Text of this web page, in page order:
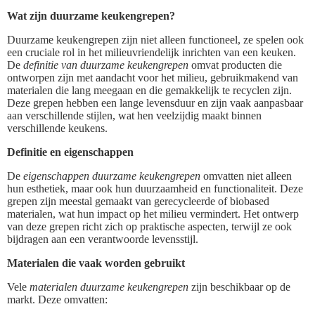
Wat zijn duurzame keukengrepen?
Duurzame keukengrepen zijn niet alleen functioneel, ze spelen ook
een cruciale rol in het milieuvriendelijk inrichten van een keuken.
De definitie van duurzame keukengrepen omvat producten die
ontworpen zijn met aandacht voor het milieu, gebruikmakend van
materialen die lang meegaan en die gemakkelijk te recyclen zijn.
Deze grepen hebben een lange levensduur en zijn vaak aanpasbaar
aan verschillende stijlen, wat hen veelzijdig maakt binnen
verschillende keukens.
Definitie en eigenschappen
De eigenschappen duurzame keukengrepen omvatten niet alleen
hun esthetiek, maar ook hun duurzaamheid en functionaliteit. Deze
grepen zijn meestal gemaakt van gerecycleerde of biobased
materialen, wat hun impact op het milieu vermindert. Het ontwerp
van deze grepen richt zich op praktische aspecten, terwijl ze ook
bijdragen aan een verantwoorde levensstijl.
Materialen die vaak worden gebruikt
Vele materialen duurzame keukengrepen zijn beschikbaar op de
markt. Deze omvatten: